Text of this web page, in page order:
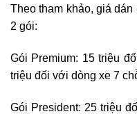
Theo tham khảo, giá
2 gói:
Gói Premium: 15 triệu
triệu đối với dòng xe 7
Gói President: 25 triệu